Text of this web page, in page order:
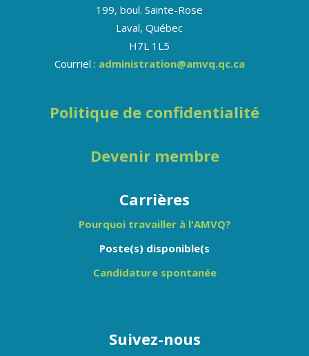
199, boul. Sainte-Rose
Laval, Québec
H7L 1L5
Courriel : administration@amvq.qc.ca
Politique de confidentialité
Devenir membre
Carrières
Pourquoi travailler à l'AMVQ?
Poste(s) disponible(s
Candidature spontanée
Suivez-nous